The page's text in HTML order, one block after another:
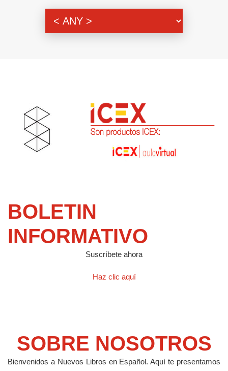
BOLETIN
INFORMATIVO
Suscríbete ahora
Haz clic aquí
SOBRE NOSOTROS
Bienvenidos a Nuevos Libros en Español.Aquí te presentamos